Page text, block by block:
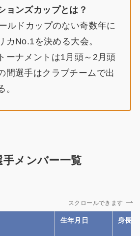
ョンズカップとは？
ルドカップのない奇数年に
カNo.1を決める大会。
ーナメントは1月頭～2月頭
間選手はクラブチームで出
。
メンバー一覧
スクロールできます
生年月日 身長